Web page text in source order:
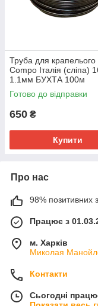
Труба для крапелього
Compo Італія (сліпа)
1.1мм БУХТА 100м
Готово до відправки
650 ₴
Купити
Про нас
98% позитивних з
Працює з
м. Харків
Миколая
Контакти
Сьогодні